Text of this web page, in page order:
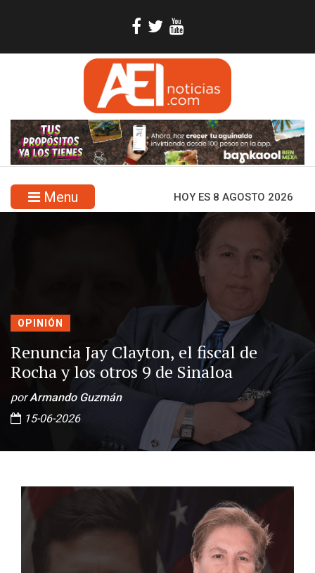
Menu HOY ES 8 AGOSTO 2026
OPINIÓN
Renuncia Jay Clayton, el fiscal de
Rocha y los otros 9 de Sinaloa
porArmando Guzmán
15-06-2026